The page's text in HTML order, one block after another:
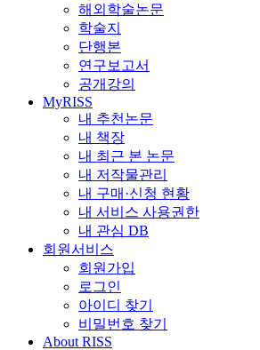
해외학술논문
학술지
단행본
연구보고서
공개강의
MyRISS
내 추천논문
내 책장
내 최근 본 논문
내 저작물관리
내 구매·신청 현황
내 서비스 사용권한
내 관심 DB
회원서비스
회원가입
로그인
아이디 찾기
비밀번호 찾기
About RISS